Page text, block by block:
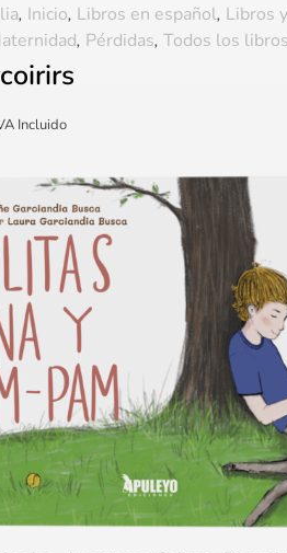
Incluido
, Inicio, Libros en español, Libros
, Pérdidas, Todos los libros